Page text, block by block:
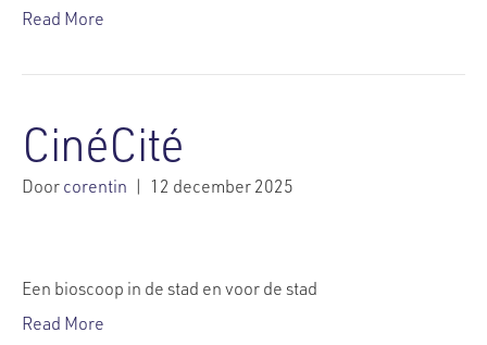
Read More
CinéCité
Doorcorentin | 12 december 2025
Een bioscoop in de stad en voor de stad
Read More